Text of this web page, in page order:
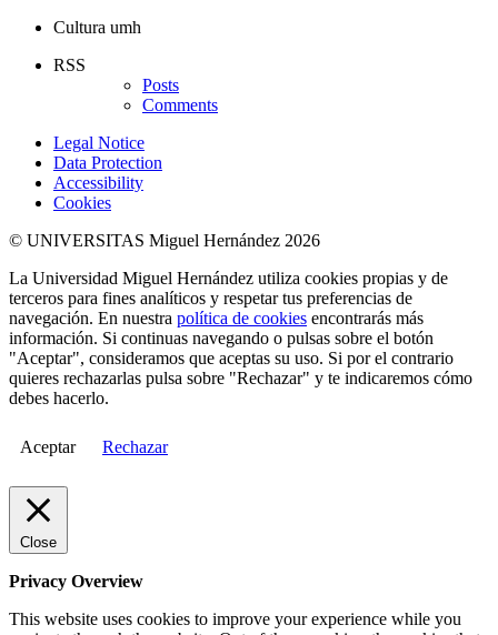
Cultura umh
RSS
Posts
Comments
Legal Notice
Data Protection
Accessibility
Cookies
© UNIVERSITAS Miguel Hernández 2026
La Universidad Miguel Hernández utiliza cookies propias y de
terceros para fines analíticos y respetar tus preferencias de
navegación. En nuestra política de cookies encontrarás más
información. Si continuas navegando o pulsas sobre el botón
"Aceptar", consideramos que aceptas su uso. Si por el contrario
quieres rechazarlas pulsa sobre "Rechazar" y te indicaremos cómo
debes hacerlo.
Aceptar Rechazar
Close
Privacy Overview
This website uses cookies to improve your experience while you